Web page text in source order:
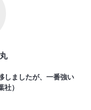
しましたが、一番強い
）